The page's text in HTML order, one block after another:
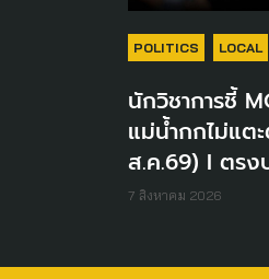
POLITICS LOCAL
นักวิชาการชี้
แม่น้ำกกไม่แต
ส.ค.69) I ตรง
7 สิงหาคม 2026